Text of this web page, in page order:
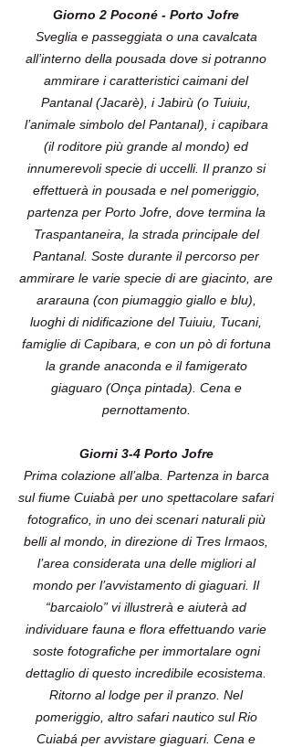
Giorno 2 Poconé - Porto Jofre
Sveglia e passeggiata o una cavalcata
all’interno della pousada dove si potranno
ammirare i caratteristici caimani del
Pantanal (Jacarè), i Jabirù (o Tuiuiu,
l’animale simbolo del Pantanal), i capibara
(il roditore più grande al mondo) ed
innumerevoli specie di uccelli. Il pranzo si
effettuerà in pousada e nel pomeriggio,
partenza per Porto Jofre, dove termina la
Traspantaneira, la strada principale del
Pantanal. Soste durante il percorso per
ammirare le varie specie di are giacinto, are
ararauna (con piumaggio giallo e blu),
luoghi di nidificazione del Tuiuiu, Tucani,
famiglie di Capibara, e con un pò di fortuna
la grande anaconda e il famigerato
giaguaro (Onça pintada). Cena e
pernottamento.
Giorni 3-4 Porto Jofre
Prima colazione all’alba. Partenza in barca
sul fiume Cuiabà per uno spettacolare safari
fotografico, in uno dei scenari naturali più
belli al mondo, in direzione di Tres Irmaos,
l’area considerata una delle migliori al
mondo per l’avvistamento di giaguari. Il
“barcaiolo” vi illustrerà e aiuterà ad
individuare fauna e flora effettuando varie
soste fotografiche per immortalare ogni
dettaglio di questo incredibile ecosistema.
Ritorno al lodge per il pranzo. Nel
pomeriggio, altro safari nautico sul Rio
Cuiabá per avvistare giaguari. Cena e